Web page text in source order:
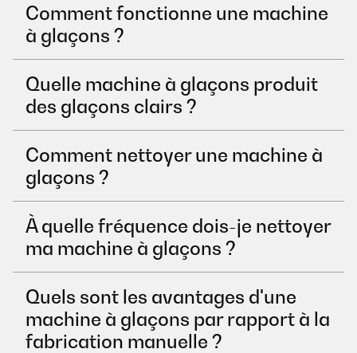
Comment fonctionne une machine
à glaçons ?
Quelle machine à glaçons produit
des glaçons clairs ?
Comment nettoyer une machine à
glaçons ?
À quelle fréquence dois-je nettoyer
ma machine à glaçons ?
Quels sont les avantages d'une
machine à glaçons par rapport à la
fabrication manuelle ?